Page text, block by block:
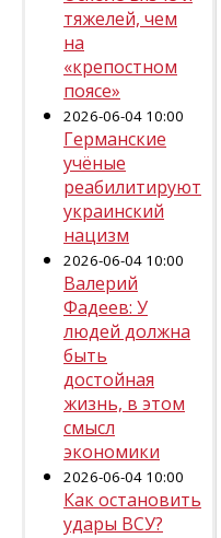
тяжелей, чем
на
«крепостном
поясе»
2026-06-04 10:00
Германские
учёные
реабилитируют
украинский
нацизм
2026-06-04 10:00
Валерий
Фадеев: У
людей должна
быть
достойная
жизнь, в этом
смысл
экономики
2026-06-04 10:00
Как остановить
удары ВСУ?